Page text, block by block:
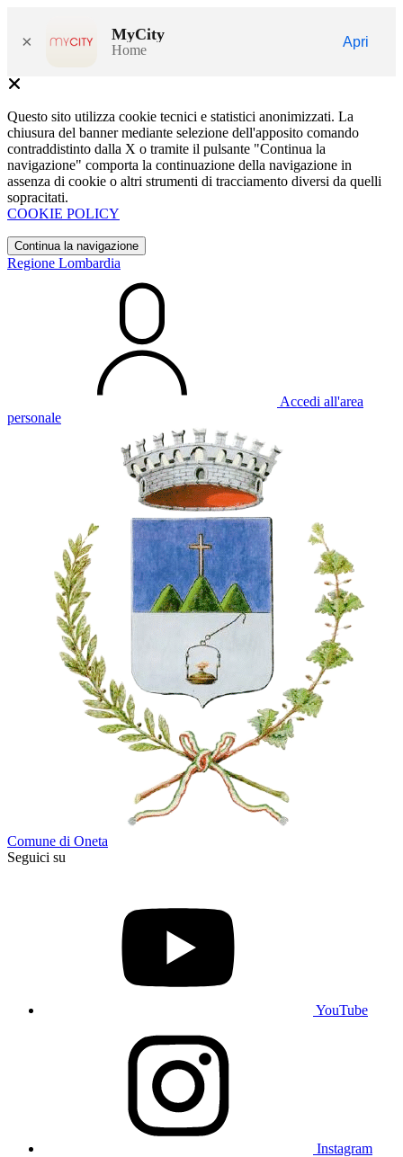
× MyCity
Home
Apri
Questo sito utilizza cookie tecnici e statistici anonimizzati. La
chiusura del banner mediante selezione dell'apposito comando
contraddistinto dalla X o tramite il pulsante "Continua la
navigazione" comporta la continuazione della navigazione in
assenza di cookie o altri strumenti di tracciamento diversi da quelli
sopracitati.
COOKIE POLICY
Continua la navigazione
Regione Lombardia
Accedi all'area
personale
Comune di Oneta
Seguici su
YouTube
Instagram